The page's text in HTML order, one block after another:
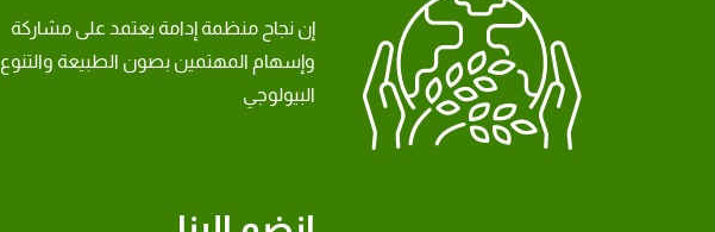
إن نجاح منظمة إدامة يعتمد على مشاركة
وإسهام المهتمين بصون الطبيعة والتنوع
البيولوجي